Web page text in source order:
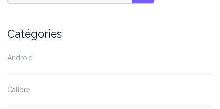
SEARCH
Catégories
Android
Calibre